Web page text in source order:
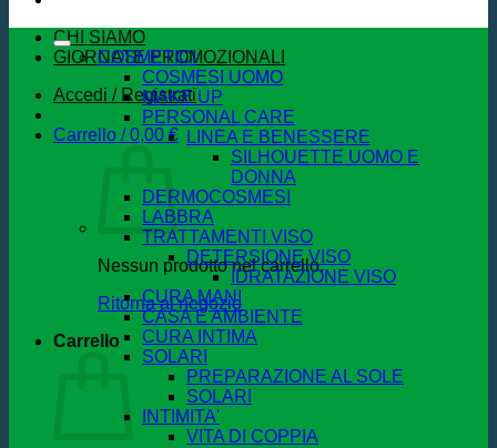
CHI SIAMO
GIORNATE PROMOZIONALI
Accedi / Registrati
Carrello /0,00 €
Nessun prodotto nel carrello.
Ritorna al negozio
Carrello
COSMETICI
COSMESI UOMO
MAKE UP
PERSONAL CARE
LINEA E BENESSERE
SILHOUETTE UOMO E
DONNA
DERMOCOSMESI
LABBRA
TRATTAMENTI VISO
DETERSIONE VISO
IDRATAZIONE VISO
CURA MANI
CASA E AMBIENTE
CURA INTIMA
SOLARI
PREPARAZIONE AL SOLE
SOLARI
INTIMITA'
VITA DI COPPIA